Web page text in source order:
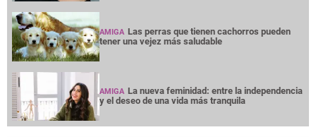
AMIGA Las perras que tienen cachorros pueden
tener una vejez más saludable
AMIGA La nueva feminidad: entre la independencia
y el deseo de una vida más tranquila